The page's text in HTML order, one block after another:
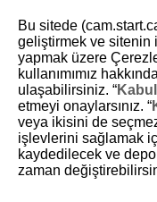
D388-112
Çekim Bilgileri
Ekrandaki Bilgileri
Bu sitede
geliştirmek ve
yapmak üzere
kullanımımız
ulaşabilirsiniz. “
etmeyi onaylarsınız. “
veya ikisini de
işlevlerini sağlamak
kaydedilecek ve
zaman